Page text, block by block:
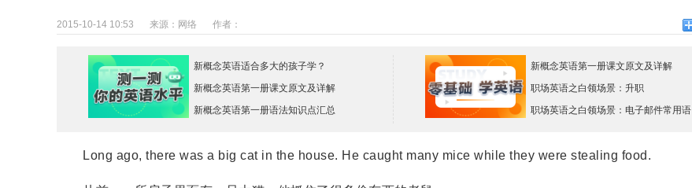
2015-10-14 10:53 来源： 网络 作者：
新概念英语适合多大的孩子学？
新概念英语第一册课文原文及详解
新概念英语第一册语法知识点汇总
新概念英语第一册课文原文及详解
职场英语之白领场景：升职
职场英语之白领场景：电子邮件常用语
Long ago, there was a big cat in the house. He caught many mice while they were stealing food.